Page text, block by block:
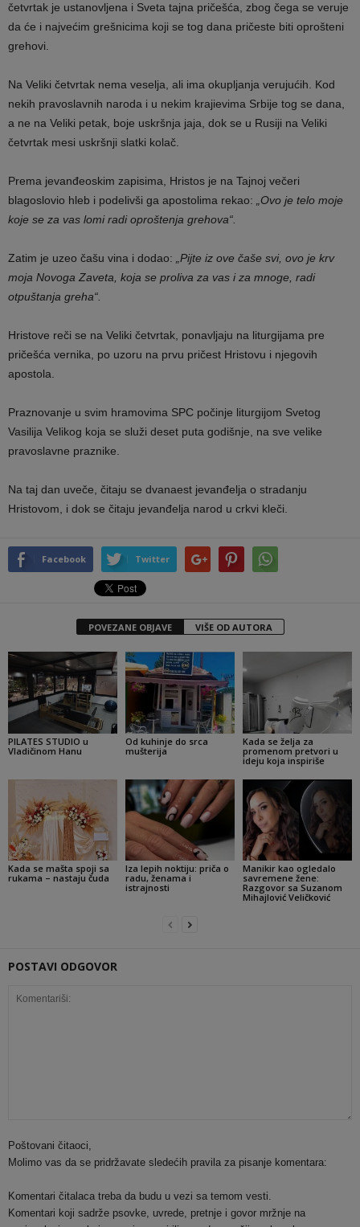
četvrtak je ustanovljena i Sveta tajna pričešća, zbog čega se veruje
da će i najvećim grešnicima koji se tog dana pričeste biti oprošteni
grehovi.
Na Veliki četvrtak nema veselja, ali ima okupljanja verujućih. Kod
nekih pravoslavnih naroda i u nekim krajievima Srbije tog se dana,
a ne na Veliki petak, boje uskršnja jaja, dok se u Rusiji na Veliki
četvrtak mesi uskršnji slatki kolač.
Prema jevanđeoskim zapisima, Hristos je na Tajnoj večeri
blagoslovio hleb i podelivši ga apostolima rekao:
„Ovo je telo moje
koje se za vas lomi radi oproštenja grehova“.
Zatim je uzeo čašu vina i dodao:
„Pijte iz ove čaše svi, ovo je krv
moja Novoga Zaveta, koja se proliva za vas i za mnoge, radi
otpuštanja greha“.
Hristove reči se na Veliki četvrtak, ponavljaju na liturgijama pre
pričešća vernika, po uzoru na prvu pričest Hristovu i njegovih
apostola.
Praznovanje u svim hramovima SPC počinje liturgijom Svetog
Vasilija Velikog koja se služi deset puta godišnje, na sve velike
pravoslavne praznike.
Na taj dan uveče, čitaju se dvanaest jevanđelja o stradanju
Hristovom, i dok se čitaju jevanđelja narod u crkvi kleči.
Facebook Twitter
POVEZANE OBJAVE VIŠE OD AUTORA
PILATES STUDIO u
Vladičinom Hanu
Od kuhinje do srca
mušterija
Kada se želja za
promenom pretvori u
ideju koja inspiriše
Kada se mašta spoji sa
rukama – nastaju čuda
Iza lepih noktiju: priča o
radu, ženama i
istrajnosti
Manikir kao ogledalo
savremene žene:
Razgovor sa Suzanom
Mihajlović Veličković
POSTAVI ODGOVOR
Poštovani čitaoci,
Molimo vas da se pridržavate sledećih pravila za pisanje komentara:
Komentari čitalaca treba da budu u vezi sa temom vesti.
Komentari koji sadrže psovke, uvrede, pretnje i govor mržnje na